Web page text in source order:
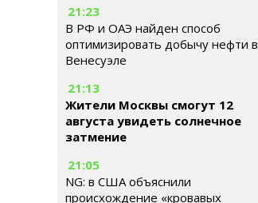
21:23
В РФ и ОАЭ найден способ
оптимизировать добычу нефти в
Венесуэле
21:13
Жители Москвы смогут 12
августа увидеть солнечное
затмение
21:05
NG: в США объяснили
происхождение «кровавых